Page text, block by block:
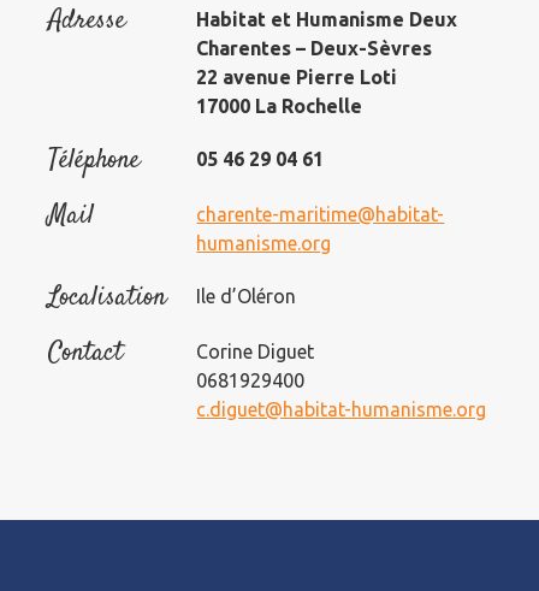
Adresse
Habitat et Humanisme Deux
Charentes – Deux-Sèvres
22 avenue Pierre Loti
17000 La Rochelle
Téléphone 05 46 29 04 61
Mail
charente-maritime@habitat-
humanisme.org
Localisation Ile d’Oléron
Contact
Corine Diguet
0681929400
c.diguet@habitat-humanisme.org